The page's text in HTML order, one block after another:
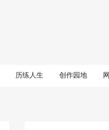
历练人生 创作园地